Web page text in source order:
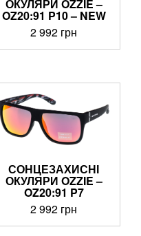
ОКУЛЯРИ OZZIE –
OZ20:91 P10 – NEW
2 992 грн
СОНЦЕЗАХИСНІ
ОКУЛЯРИ OZZIE –
OZ20:91 P7
2 992 грн